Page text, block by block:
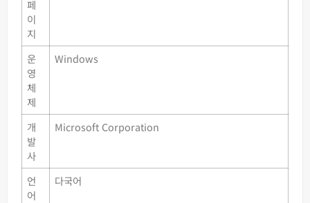
페
이
지
운
영
체
제
Windows
개
발
사
Microsoft Corporation
언
어
다국어